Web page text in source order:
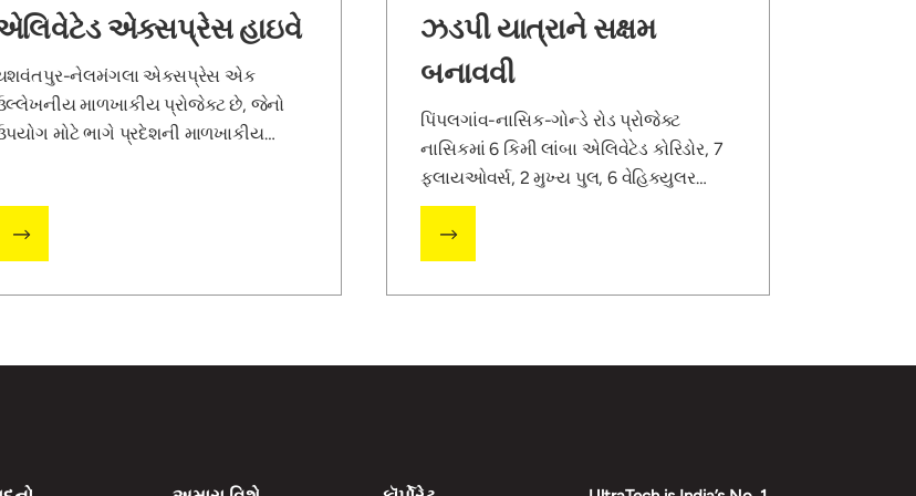
એક્સપ્રેસ હાઇવે
નેલમંગલા એક્સપ્રેસ એક
માળખાકીય પ્રોજેક્ટ છે, જેનો
મોટે ભાગે પ્રદેશની માળખાકીય
ઝડપી યાત્રાને સક્ષમ
બનાવવી
પિંપલગાંવ-નાસિક-ગોન્ડે રોડ પ્રોજેક્ટ
નાસિકમાં 6 કિમી લાંબા એલિવેટેડ કોરિડોર, 7
ફ્લાયઓવર્સ, 2 મુખ્ય પુલ, 6 વેહિક્યુલર
અન્ડરપાસ,